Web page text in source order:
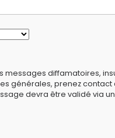
messages diffamatoires,
générales, prenez contact
devra être validé via